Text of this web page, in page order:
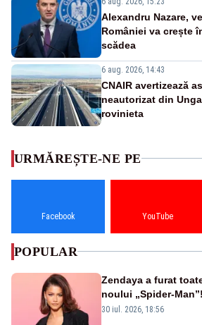
Alexandru Nazare,
României va crește
scădea
6 aug. 2026, 14:43
CNAIR avertizează
neautorizat din
rovinieta
URMĂREȘTE-NE PE
Facebook YouTube
POPULAR
Zendaya a furat
noului „Spider-
pânza de păianjen a
30 iul. 2026, 18:56